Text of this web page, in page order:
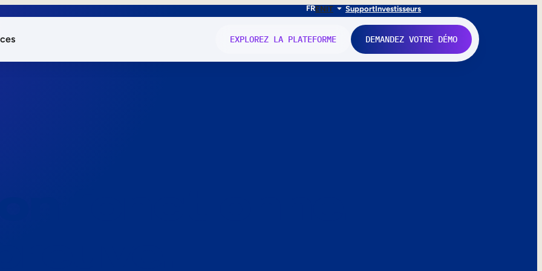
FRENIT SupportInvestisseurs
EXPLOREZ LA PLATEFORME DEMANDEZ VOTRE DÉMO